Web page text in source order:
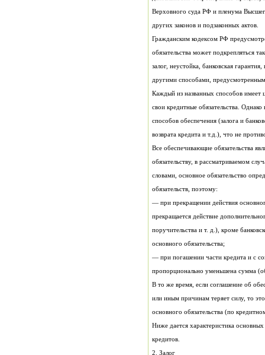
других законов и подзаконных актов.
другими способами,
возврата кредита и т.д.), что не
обязательств, поэтому:
основного обязательства;
пропорционально уменьшена сумма
основного обязательства (по
кредитов.
2. Залог